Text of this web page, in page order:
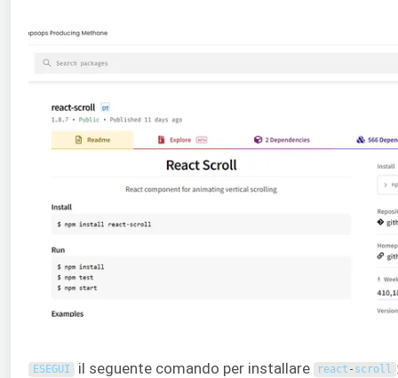
ESEGUI il seguente comando per installare react - scroll